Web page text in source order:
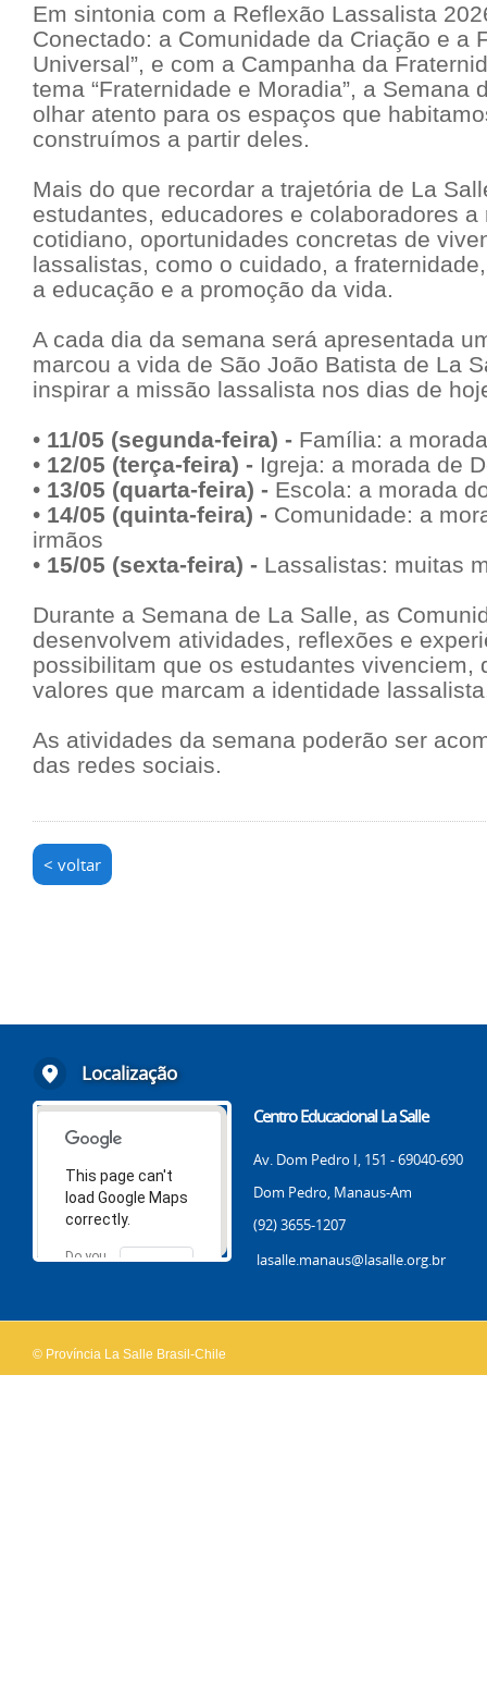
Em sintonia com a Reflexão Lassalista
Conectado: a Comunidade da Criação e a
Universal”, e com a Campanha da
tema “Fraternidade e Moradia”, a Semana
olhar atento para os espaços que
construímos a partir deles.
Mais do que recordar a trajetória de La
estudantes, educadores e colaboradores
cotidiano, oportunidades concretas de
lassalistas, como o cuidado, a
a educação e a promoção da vida.
A cada dia da semana será apresentada
marcou a vida de São João Batista de La
inspirar a missão lassalista nos dias de
• 11/05 (segunda-feira) - Família: a
• 12/05 (terça-feira) - Igreja: a morada de
• 13/05 (quarta-feira) - Escola: a morada
• 14/05 (quinta-feira) - Comunidade: a
irmãos
• 15/05 (sexta-feira) - Lassalistas: muitas
Durante a Semana de La Salle, as
desenvolvem atividades, reflexões e
possibilitam que os estudantes vivenciem,
valores que marcam a identidade
As atividades da semana poderão ser
das redes sociais.
< voltar
Localização
This page can't
load Google Maps
correctly.
Do you
OK
Centro Educacional La Salle
Av. Dom Pedro I, 151 - 69040-690
Dom Pedro, Manaus-Am
(92) 3655-1207
lasalle.manaus@lasalle.org.br
© Província La Salle Brasil-Chile